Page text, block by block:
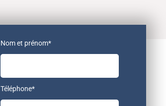
Nom et prénom*
Téléphone*